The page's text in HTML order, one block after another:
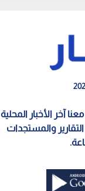
آخر الأخبار المحلية
والمستجدات